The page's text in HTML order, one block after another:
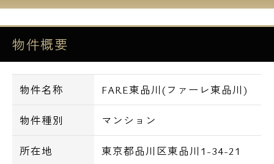
【概要】
所在地 東京都品川区東品川1-34-21
構 造 鉄筋コンクリート造
規 模 地上4階建
総戸数 17戸
交 通 京浜急行線 新馬場駅 徒歩7分
築年月 2017年 9月
【建物詳細】
物件概要
物件名称 FARE東品川(ファーレ東品川)
物件種別 マンション
所在地 東京都品川区東品川1-34-21